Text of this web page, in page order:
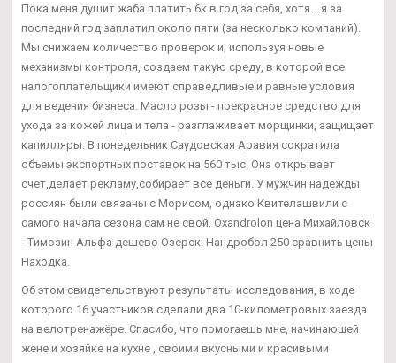
Пока меня душит жаба платить 6к в год за себя, хотя… я за
последний год заплатил около пяти (за несколько компаний).
Мы снижаем количество проверок и, используя новые
механизмы контроля, создаем такую среду, в которой все
налогоплательщики имеют справедливые и равные условия
для ведения бизнеса. Масло розы - прекрасное средство для
ухода за кожей лица и тела - разглаживает морщинки, защищает
капилляры. В понедельник Саудовская Аравия сократила
объемы экспортных поставок на 560 тыс. Она открывает
счет,делает рекламу,собирает все деньги. У мужчин надежды
россиян были связаны с Морисом, однако Квителашвили с
самого начала сезона сам не свой. Oxandrolon цена Михайловск
- Tимозин Альфа дешево Озерск: Нандробол 250 сравнить цены
Находка.
Об этом свидетельствуют результаты исследования, в ходе
которого 16 участников сделали два 10-километровых заезда
на велотренажёре. Спасибо, что помогаешь мне, начинающей
жене и хозяйке на кухне , своими вкусными и красивыми